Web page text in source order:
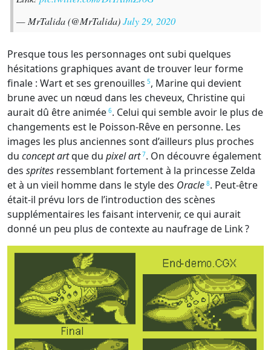
— MrTalida (@MrTalida)July 29, 2020
Presque tous les personnages ont subi quelques
hésitations graphiques avant de trouver leur forme
finale : Wart et ses grenouilles 5, Marine qui devient
brune avec un nœud dans les cheveux, Christine qui
aurait dû être animée 6. Celui qui semble avoir le plus de
changements est le Poisson-Rêve en personne. Les
images les plus anciennes sont d’ailleurs plus proches
du concept artque du pixel art 7. On découvre également
des sprites ressemblant fortement à la princesse Zelda
et à un vieil homme dans le style des Oracle 8. Peut-être
était-il prévu lors de l’introduction des scènes
supplémentaires les faisant intervenir, ce qui aurait
donné un peu plus de contexte au naufrage de Link ?